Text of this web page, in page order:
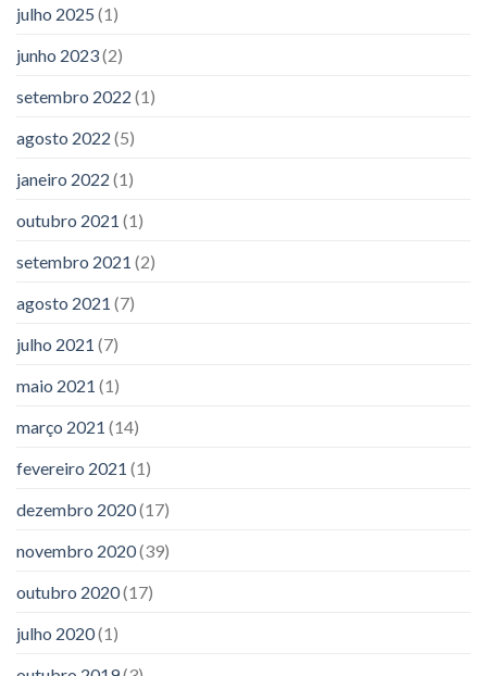
julho 2025 (1)
junho 2023(2)
setembro 2022 (1)
agosto 2022 (5)
janeiro 2022 (1)
outubro 2021 (1)
setembro 2021 (2)
agosto 2021 (7)
julho 2021 (7)
maio 2021 (1)
março 2021 (14)
fevereiro 2021 (1)
dezembro 2020(17)
novembro 2020(39)
outubro 2020(17)
julho 2020(1)